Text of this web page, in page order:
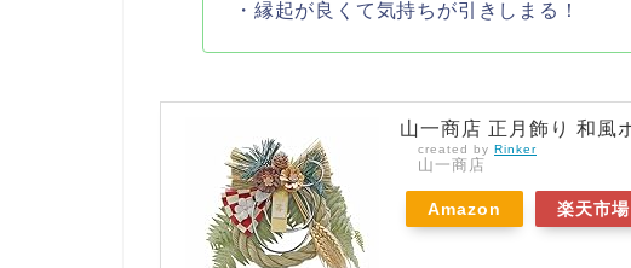
・縁起が良くて気持ちが引きしまる！
山一商店 正月飾り 和風
created by Rinker
山一商店
Amazon 楽天市場